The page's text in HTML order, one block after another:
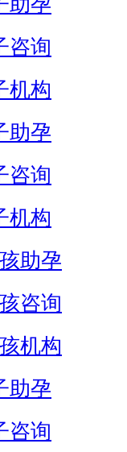
咨询
机构
助孕
咨询
机构
助孕
咨询
机构
助孕
咨询